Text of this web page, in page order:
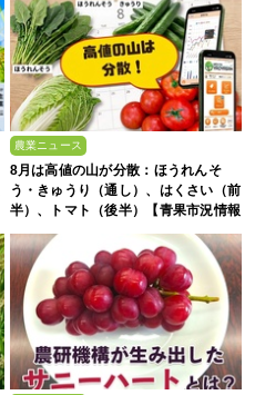
農業ニュース
8月は高値の山が分散：ほうれんそ
う・きゅうり（通し）、はくさい（前
半）、トマト（後半）【青果市況情報
アプリ「YAOYASAN」】